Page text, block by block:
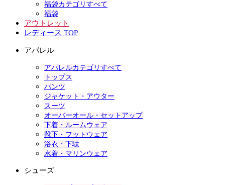
福袋カテゴリすべて
福袋
アウトレット
レディース TOP
アパレル
アパレルカテゴリすべて
トップス
パンツ
ジャケット・アウター
スーツ
オーバーオール・セットアップ
下着・ルームウェア
靴下・フットウェア
浴衣・下駄
水着・マリンウェア
シューズ